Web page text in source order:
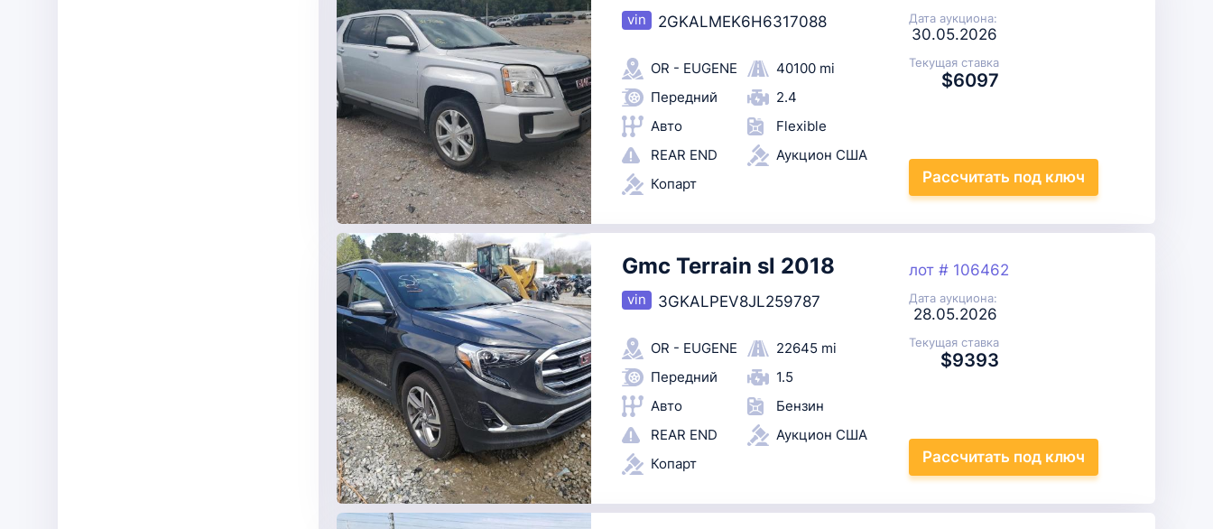
2GKALMEK6H6317088
OR - EUGENE
40100 mi
Передний
2.4
Авто
Flexible
REAR END
Аукцион США
Копарт
Дата аукциона:
30.05.2026
Текущая ставка
$6097
Рассчитать под ключ
Gmc Terrain sl 2018
3GKALPEV8JL259787
OR - EUGENE
22645 mi
Передний
1.5
Авто
Бензин
REAR END
Аукцион США
Копарт
лот # 106462
Дата аукциона:
28.05.2026
Текущая ставка
$9393
Рассчитать под ключ